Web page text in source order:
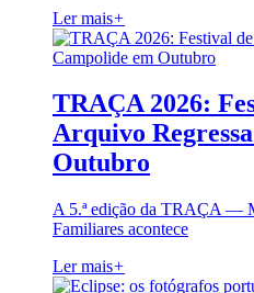
Ler mais+
TRAÇA 2026:
Arquivo
Outubro
A 5.ª edição da TRAÇA —
Familiares acontece
Ler mais+